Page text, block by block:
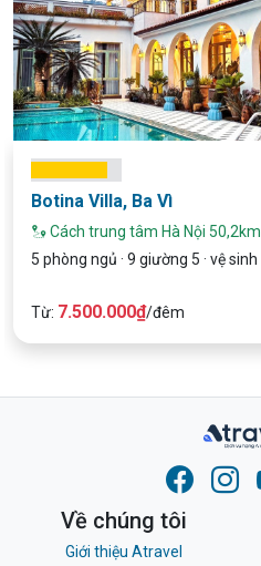
Botina Villa, Ba Vì
Cách trung tâm Hà Nội 50,2km
5 phòng ngủ · 9 giường 5 · vệ sinh
Từ: 7.500.000₫/đêm
Về chúng tôi
Giới thiệu Atravel